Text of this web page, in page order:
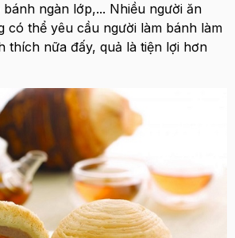
ngàn lớp,... Nhiều người ăn
có thể yêu cầu người làm bánh làm
thích nữa đấy, quả là tiện lợi hơn